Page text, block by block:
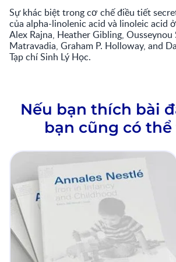
Sự khác biệt trong cơ chế điều tiết
của alpha-linolenic acid và linoleic acid
Alex Rajna, Heather Gibling, Ousseynou
Matravadia, Graham P. Holloway, and
Tạp chí Sinh Lý Học.
Nếu bạn thích bài
bạn cũng có